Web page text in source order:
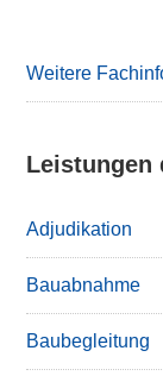
Weitere
Leistungen
Adjudikation
Bauabnahme
Baubegleitung